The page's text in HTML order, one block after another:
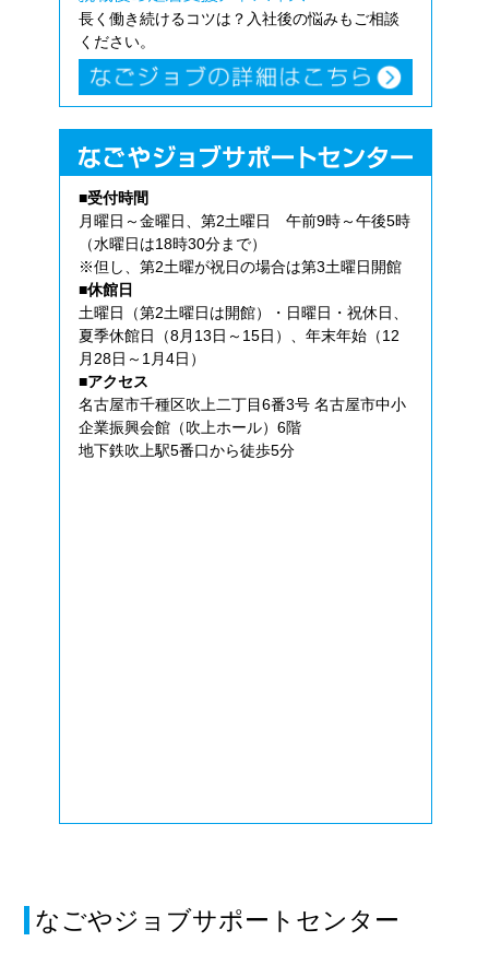
長く働き続けるコツは？入社後の悩みもご相談
ください。
■受付時間
月曜日～金曜日、第2土曜日 午前9時～午後5時
（水曜日は18時30分まで）
※但し、第2土曜が祝日の場合は第3土曜日開館
■休館日
土曜日（第2土曜日は開館）・日曜日・祝休日、
夏季休館日（8月13日～15日）、年末年始（12
月28日～1月4日）
■アクセス
名古屋市千種区吹上二丁目6番3号 名古屋市中小
企業振興会館（吹上ホール）6階
地下鉄吹上駅5番口から徒歩5分
なごやジョブサポートセンター